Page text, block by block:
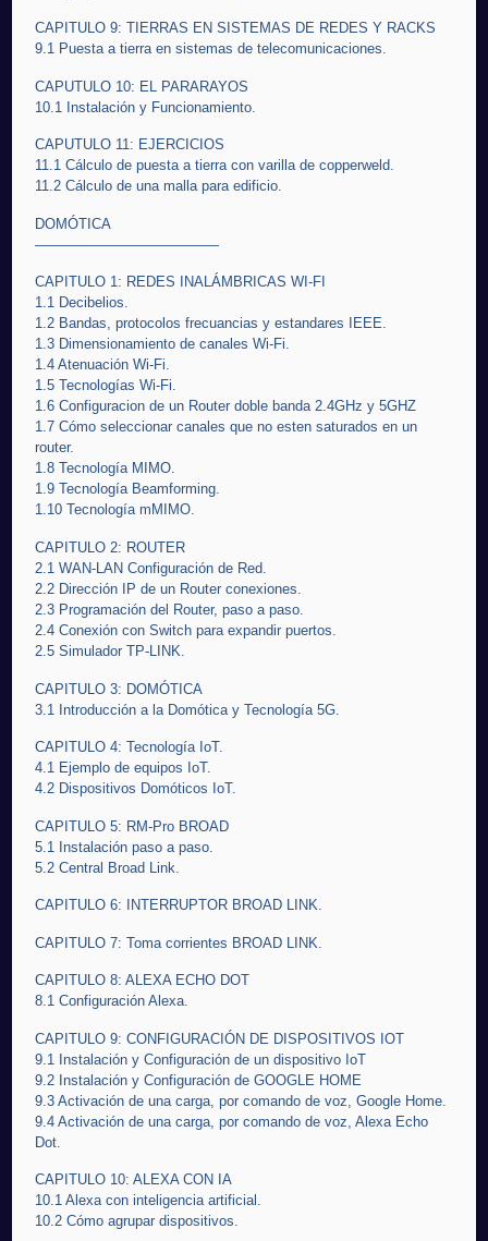
CAPITULO 9: TIERRAS EN SISTEMAS DE REDES Y RACKS
9.1 Puesta a tierra en sistemas de telecomunicaciones.
CAPUTULO 10: EL PARARAYOS
10.1 Instalación y Funcionamiento.
CAPUTULO 11: EJERCICIOS
11.1 Cálculo de puesta a tierra con varilla de copperweld.
11.2 Cálculo de una malla para edificio.
DOMÓTICA
—————————————
CAPITULO 1: REDES INALÁMBRICAS WI-FI
1.1 Decibelios.
1.2 Bandas, protocolos frecuancias y estandares IEEE.
1.3 Dimensionamiento de canales Wi-Fi.
1.4 Atenuación Wi-Fi.
1.5 Tecnologías Wi-Fi.
1.6 Configuracion de un Router doble banda 2.4GHz y 5GHZ
1.7 Cómo seleccionar canales que no esten saturados en un
router.
1.8 Tecnología MIMO.
1.9 Tecnología Beamforming.
1.10 Tecnología mMIMO.
CAPITULO 2: ROUTER
2.1 WAN-LAN Configuración de Red.
2.2 Dirección IP de un Router conexiones.
2.3 Programación del Router, paso a paso.
2.4 Conexión con Switch para expandir puertos.
2.5 Simulador TP-LINK.
CAPITULO 3: DOMÓTICA
3.1 Introducción a la Domótica y Tecnología 5G.
CAPITULO 4: Tecnología IoT.
4.1 Ejemplo de equipos IoT.
4.2 Dispositivos Domóticos IoT.
CAPITULO 5: RM-Pro BROAD
5.1 Instalación paso a paso.
5.2 Central Broad Link.
CAPITULO 6: INTERRUPTOR BROAD LINK.
CAPITULO 7: Toma corrientes BROAD LINK.
CAPITULO 8: ALEXA ECHO DOT
8.1 Configuración Alexa.
CAPITULO 9: CONFIGURACIÓN DE DISPOSITIVOS IOT
9.1 Instalación y Configuración de un dispositivo IoT
9.2 Instalación y Configuración de GOOGLE HOME
9.3 Activación de una carga, por comando de voz, Google Home.
9.4 Activación de una carga, por comando de voz, Alexa Echo
Dot.
CAPITULO 10: ALEXA CON IA
10.1 Alexa con inteligencia artificial.
10.2 Cómo agrupar dispositivos.